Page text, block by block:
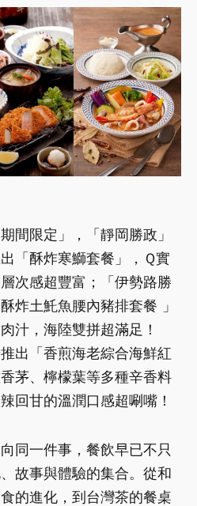
間限定」，「靜岡勝政」
「酥炸寒鰤套餐」，Ｑ實
次感超豐富；「伊勢路勝
炸土魠魚腰內豬排套餐 」
汁，海陸雙拼超滿足！
出「香煎海老綜合海鮮紅
茅、檸檬葉等多種辛香料
回甘的溫潤口感超唰嘴！
同一件事，餐飲早已不只
故事與體驗的集合。從和
的進化，到台灣茶的餐桌